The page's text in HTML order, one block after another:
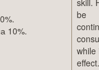
skill.
be
while
effect.
10%.